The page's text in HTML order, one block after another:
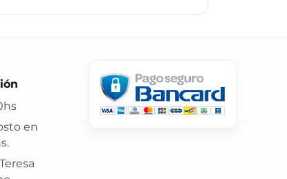
y atención confiable.
en